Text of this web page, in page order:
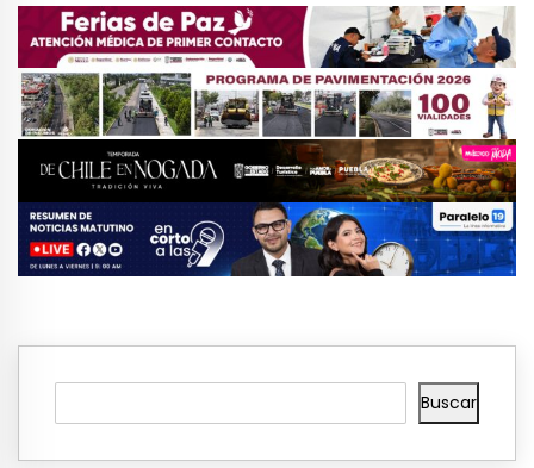
Buscar